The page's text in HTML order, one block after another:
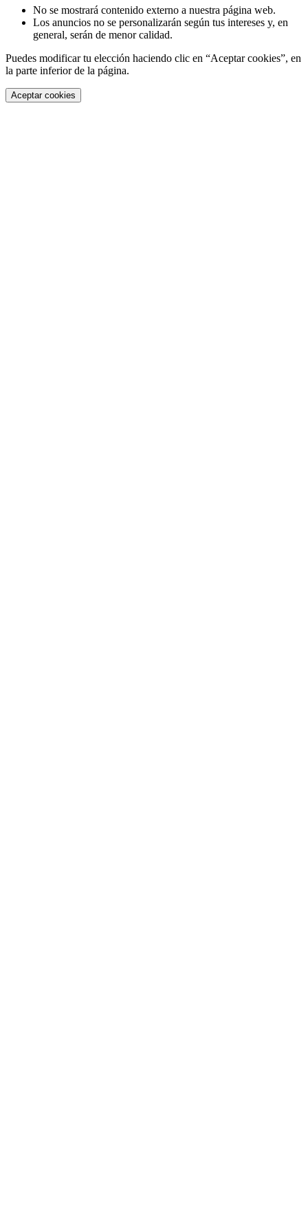
No se mostrará contenido externo a nuestra página web.
Los anuncios no se personalizarán según tus intereses y, en
general, serán de menor calidad.
Puedes modificar tu elección haciendo clic en “Aceptar cookies”, en
la parte inferior de la página.
Aceptar cookies